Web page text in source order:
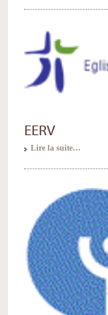
EERV
Lire la suite…